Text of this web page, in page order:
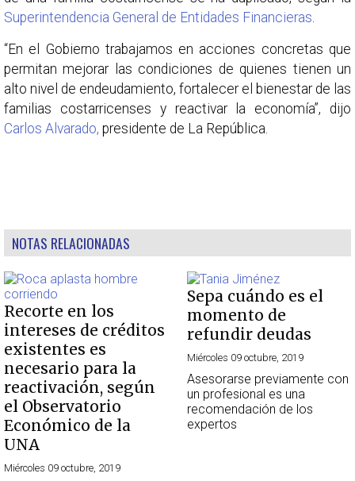
Superintendencia General de Entidades Financieras.
“En el Gobierno trabajamos en acciones concretas que
permitan mejorar las condiciones de quienes tienen un
alto nivel de endeudamiento, fortalecer el bienestar de las
familias costarricenses y reactivar la economía”, dijo
Carlos Alvarado, presidente de La República.
NOTAS RELACIONADAS
Recorte en los
intereses de créditos
existentes es
necesario para la
reactivación, según
el Observatorio
Económico de la
UNA
Miércoles 09 octubre, 2019
Sepa cuándo es el
momento de
refundir deudas
Miércoles 09 octubre, 2019
Asesorarse previamente con
un profesional es una
recomendación de los
expertos